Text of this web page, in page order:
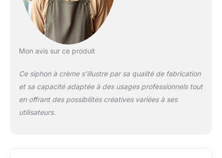
Mon avis sur ce produit
Ce siphon à crème s’illustre par sa qualité de fabrication
et sa capacité adaptée à des usages professionnels tout
en offrant des possibilités créatives variées à ses
utilisateurs.